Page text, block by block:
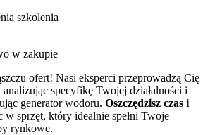
w zakupie
ofert! Nasi eksperci przeprowadzą Cię
specyfikę Twojej działalności i
generator wodoru. Oszczędzisz czas i
w sprzęt, który idealnie spełni Twoje
rynkowe.